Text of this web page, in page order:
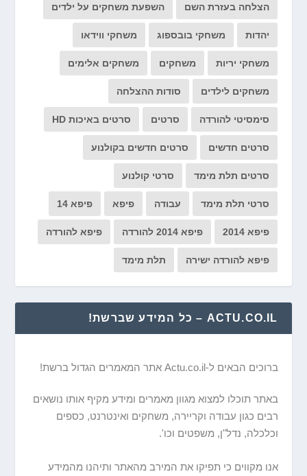
הצלחה בעזרת השם השפעת משחקים על ילדים
יהדות משחקי בובספוג משחקי ווידאו
משחקי יריות משחקים משחקים אלימים
משחקים לילדים סודות ההצלחה
סימסיטי להורדה סרטים סרטים באיכות HD
סרטים חדשים סרטים חדשים בקולנוע
סרטים תלת מימד סרטי קולנוע
סרטי תלת מימד עבודה פיפא פיפא 14
פיפא 2014 פיפא 2014 להורדה פיפא להורדה
פיפא להורדה ישירה תלת מימד
ACTU.CO.IL – כל המידע שברשת!
ברוכים הבאים ל-Actu.co.il אתר המאמרים הגדול ברשת!
באתר תוכלו למצוא מגוון מאמרים ומידע מקיף אותו נושאים
רבים כגון עבודה וקריירה, משחקים ואינטרנט, כספים
וכלכלה, נדל"ן, משפטים וכו'.
אנו מקווים כי תפיקו את המירב מהאתר ותיהנו מהמידע